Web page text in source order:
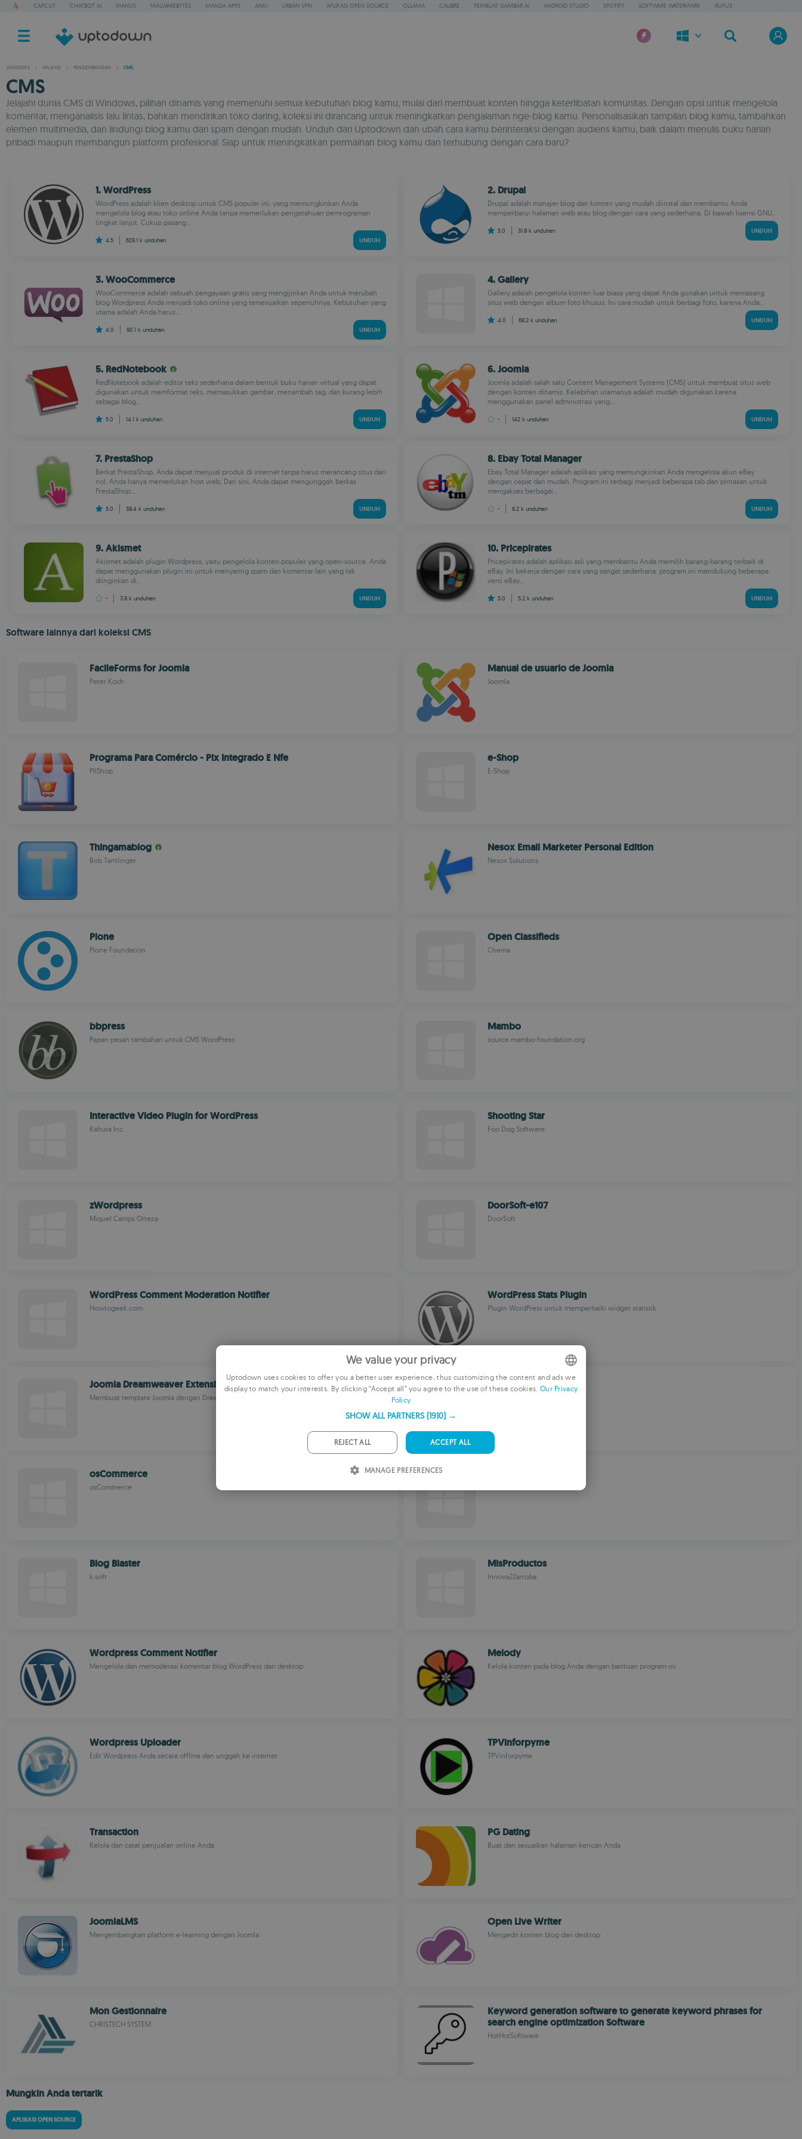
CAPCUT CHATBOT AI MANUS MALWAREBYTES MANGA APPS ANKI URBAN VPN APLIKASI OPEN SOURCE OLLAMA CALIBRE PEMBUAT GAMBAR AI ANDROID STUDIO SPOTIFY SOFTWARE WATERMARK RUFUS
WINDOWS / APLIKASI / PENGEMBANGAN / CMS
CMS
Jelajahi dunia CMS di Windows, pilihan dinamis yang memenuhi semua kebutuhan blog kamu, mulai dari membuat konten hingga keterlibatan komunitas. Dengan opsi untuk mengelola
komentar, menganalisis lalu lintas, bahkan mendirikan toko daring, koleksi ini dirancang untuk meningkatkan pengalaman nge-blog kamu. Personalisasikan tampilan blog kamu, tambahkan
elemen multimedia, dan lindungi blog kamu dari spam dengan mudah. Unduh dari Uptodown dan ubah cara kamu berinteraksi dengan audiens kamu, baik dalam menulis buku harian
pribadi maupun membangun platform profesional. Siap untuk meningkatkan permainan blog kamu dan terhubung dengan cara baru?
1. WordPress
WordPress adalah klien desktop untuk CMS populer ini, yang memungkinkan Anda
mengelola blog atau toko online Anda tanpa memerlukan pengetahuan pemrograman
tingkat lanjut. Cukup pasang...
4.5 629.1 k unduhan UNDUH
2. Drupal
Drupal adalah manajer blog dan konten yang mudah diinstal dan membantu Anda
memperbarui halaman web atau blog dengan cara yang sederhana. Di bawah lisensi GNU...
5.0 31.8 k unduhan UNDUH
3. WooCommerce
WooCommerce adalah sebuah pengayaan gratis yang mengijinkan Anda untuk merubah
blog Wordpress Anda menjadi toko online yang tersesuaikan sepenuhnya. Kebutuhan yang
utama adalah Anda harus...
4.0 90.1 k unduhan UNDUH
4. Gallery
Gallery adalah pengelola konten luar biasa yang dapat Anda gunakan untuk memasang
situs web dengan album foto khusus. Ini cara mudah untuk berbagi foto, karena Anda...
4.0 68.2 k unduhan UNDUH
5. RedNotebook
RedNotebook adalah editor teks sederhana dalam bentuk buku harian virtual yang dapat
digunakan untuk memformat teks, memasukkan gambar, menambah tag, dan kurang lebih
sebagai blog...
5.0 14.1 k unduhan UNDUH
6. Joomla
Joomla adalah salah satu Content Management Systems (CMS) untuk membuat situs web
dengan konten dinamis. Kelebihan utamanya adalah mudah digunakan karena
menggunakan panel administrasi yang...
- 142 k unduhan UNDUH
7. PrestaShop
Berkat PrestaShop, Anda dapat menjual produk di internet tanpa harus merancang situs dari
nol. Anda hanya memerlukan host web. Dari sini, Anda dapat mengunggah berkas
PrestaShop...
5.0 38.4 k unduhan UNDUH
8. Ebay Total Manager
Ebay Total Manager adalah aplikasi yang memungkinkan Anda mengelola akun eBay
dengan cepat dan mudah. Program ini terbagi menjadi beberapa tab dan pintasan untuk
mengakses berbagai...
- 6.2 k unduhan UNDUH
9. Akismet
Akismet adalah plugin Wordpress, yaitu pengelola konten populer yang open-source. Anda
dapat menggunakan plugin ini untuk menyaring spam dan komentar lain yang tak
diinginkan di...
- 3.8 k unduhan UNDUH
10. Pricepirates
Pricepirates adalah aplikasi asli yang membantu Anda memilih barang-barang terbaik di
eBay. Ini bekerja dengan cara yang sangat sederhana: program ini mendukung beberapa
versi eBay...
5.0 5.2 k unduhan UNDUH
Software lainnya dari koleksi CMS
FacileForms for Joomla
Peter Koch
Manual de usuario de Joomla
Joomla
Programa Para Comércio - Pix Integrado E Nfe
PllShop
e-Shop
E-Shop
Thingamablog
Bob Tantlinger
Nesox Email Marketer Personal Edition
Nesox Solutions
Plone
Plone Foundation
Open Classifieds
Chema
bbpress
Papan pesan tambahan untuk CMS WordPress
Mambo
source.mambo-foundation.org
Interactive Video Plugin for WordPress
Kaltura Inc.
Shooting Star
Foo Dog Software
zWordpress
Miquel Camps Orteza
DoorSoft-e107
DoorSoft
WordPress Comment Moderation Notifier
Howtogeek.com
WordPress Stats Plugin
Plugin WordPress untuk memperbaiki widget statistik
Joomla Dreamweaver Extension
Membuat template Joomla dengan Dreamweaver
Phormer
osCommerce
osCommerce
Blog Blaster
k.soft
MisProductos
Innova22arroba
Wordpress Comment Notifier
Mengelola dan memoderasi komentar blog WordPress dari desktop
Melody
Kelola konten pada blog Anda dengan bantuan program ini
Wordpress Uploader
Edit Wordpress Anda secara offline dan unggah ke internet
TPVinforpyme
TPVinforpyme
Transaction
Kelola dan catat penjualan online Anda
PG Dating
Buat dan sesuaikan halaman kencan Anda
JoomlaLMS
Mengembangkan platform e-learning dengan Joomla
Open Live Writer
Mengedit konten blog dari desktop
Mon Gestionnaire
CHRISTECH SYSTEM
Keyword generation software to generate keyword phrases for
search engine optimization Software
HotHotSoftware
Mungkin Anda tertarik
APLIKASI OPEN SOURCE
ENGLISH
SPANISH
We value your privacy
Uptodown uses cookies to offer you a better user experience, thus customizing the content and ads we
display to match your interests. By clicking “Accept all” you agree to the use of these cookies. Our Privacy
Policy
SHOW ALL PARTNERS (1910) →
ACCEPT ALL
REJECT ALL
MANAGE PREFERENCES